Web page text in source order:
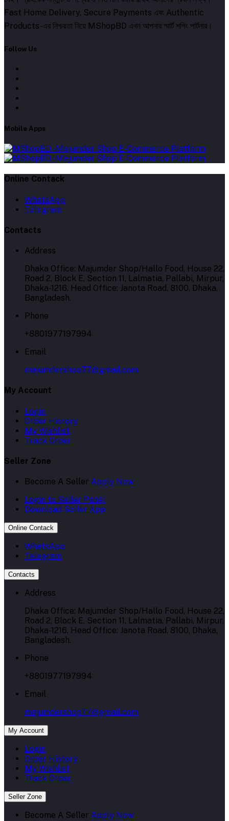
Fast Home Delivery, Secure Payments এবং Authentic
Products-এর নিশ্চয়তা নিয়ে MShopBD এখন আপনার স্মার্ট শপিং পার্টনার।
Follow Us
Mobile Apps
Online Contack
WhatsApp
Telegram
Contacts
Address
Dhaka Office: Majumder Shop/Hallo Food, House 22,
Road 2, Block E, Section 11, Lalmatia, Pallabi, Mirpur,
Dhaka-1216. Head Office: Janota Road, 8100, Dhaka,
Bangladesh.
Phone
+8801977197994
Email
majumdershop77@gmail.com
My Account
Login
Order History
My Wishlist
Track Order
Seller Zone
Become A Seller Apply Now
Login to Seller Panel
Download Seller App
Online Contack
WhatsApp
Telegram
Contacts
Address
Dhaka Office: Majumder Shop/Hallo Food, House 22,
Road 2, Block E, Section 11, Lalmatia, Pallabi, Mirpur,
Dhaka-1216. Head Office: Janota Road, 8100, Dhaka,
Bangladesh.
Phone
+8801977197994
Email
majumdershop77@gmail.com
My Account
Login
Order History
My Wishlist
Track Order
Seller Zone
Become A Seller Apply Now